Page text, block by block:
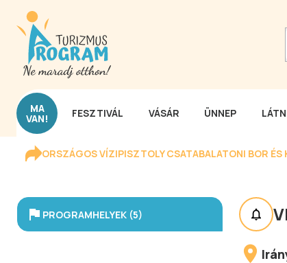
MA
VAN! FESZTIVÁL VÁSÁR ÜNNEP
ORSZÁGOS VÍZIPISZTOLY CSATABALATONI BOR ÉS
PROGRAMHELYEK (5)